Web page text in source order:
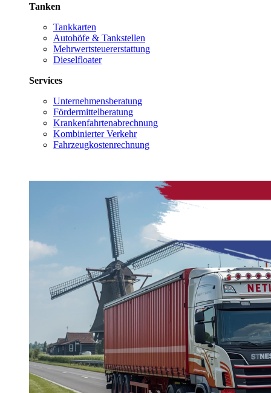
Tanken
Tankkarten
Autohöfe & Tankstellen
Mehrwertsteuererstattung
Dieselfloater
Services
Unternehmensberatung
Fördermittelberatung
Krankenfahrtenabrechnung
Kombinierter Verkehr
Fahrzeugkostenrechnung